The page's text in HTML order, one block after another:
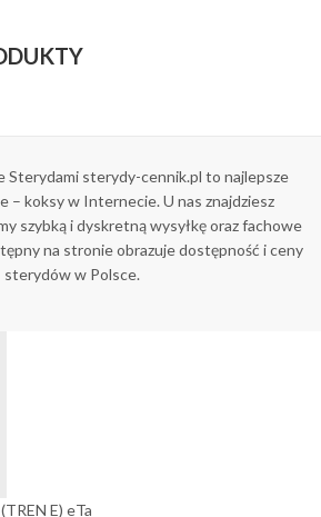
Sterydami sterydy-cennik.pl to najlepsze
– koksy w Internecie. U nas znajdziesz
szybką i dyskretną wysyłkę oraz fachowe
na stronie obrazuje dostępność i ceny
sterydów w Polsce.
E) eTa